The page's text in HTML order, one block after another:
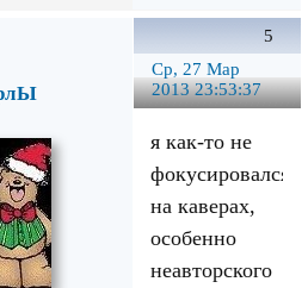
5
Ср, 27 Мар
2013 23:53:37
я как-то не
фокусировался
на каверах,
особенно
неавторского